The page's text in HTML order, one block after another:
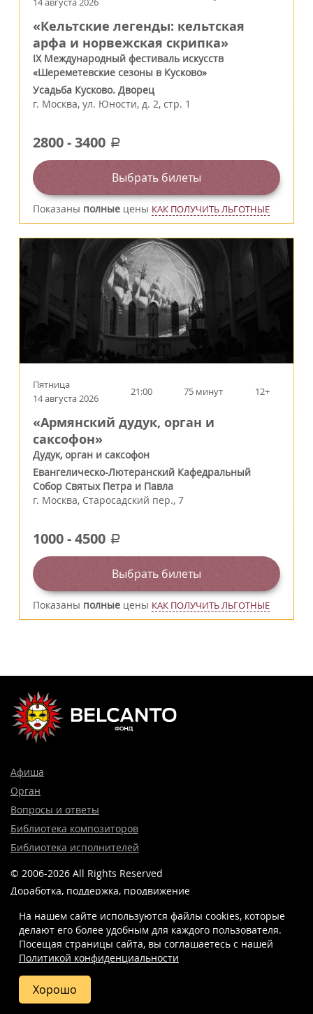
«Кельтские легенды: кельтская
арфа и норвежская скрипка»
IX Международный фестиваль искусств
«Шереметевские сезоны в Кусково»
Усадьба Кусково. Дворец
г. Москва, ул. Юности, д. 2, стр. 1
2800-3400 a
Выбрать билеты
Показаны полные цены КАК ПОЛУЧИТЬ ЛЬГОТНЫЕ
Пятница
14 августа 2026
21:00 75 минут 12+
«Армянский дудук, орган и
саксофон»
Дудук, орган и саксофон
Евангелическо-Лютеранский Кафедральный
Собор Святых Петра и Павла
г. Москва, Старосадский пер., 7
1000-4500 a
Выбрать билеты
Показаны полные цены КАК ПОЛУЧИТЬ ЛЬГОТНЫЕ
Афиша
Орган
Вопросы и ответы
Библиотека композиторов
Библиотека исполнителей
© 2006-2026 All Rights Reserved
Доработка, поддержка, продвижение
8 (499) 923-22-78
info@belcantofund.com
На нашем сайте используются файлы cookies, которые
делают его более удобным для каждого пользователя.
Посещая страницы сайта, вы соглашаетесь c нашей
Политикой конфиденциальности
Хорошо